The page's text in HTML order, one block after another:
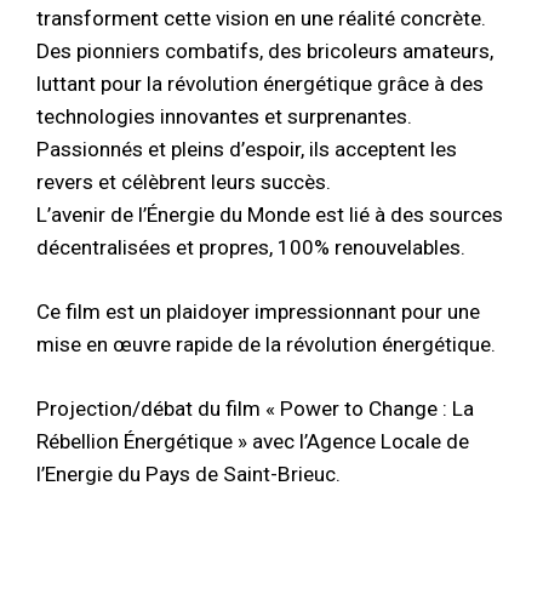
transforment cette vision en une réalité concrète.
Des pionniers combatifs, des bricoleurs amateurs,
luttant pour la révolution énergétique grâce à des
technologies innovantes et surprenantes.
Passionnés et pleins d’espoir, ils acceptent les
revers et célèbrent leurs succès.
L’avenir de l’Énergie du Monde est lié à des sources
décentralisées et propres, 100% renouvelables.
Ce film est un plaidoyer impressionnant pour une
mise en œuvre rapide de la révolution énergétique.
Projection/débat du film « Power to Change : La
Rébellion Énergétique » avec l’Agence Locale de
l’Energie du Pays de Saint-Brieuc.